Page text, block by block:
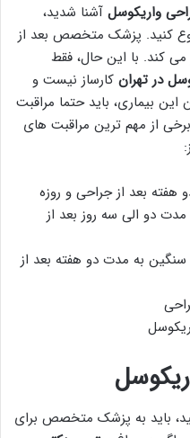
واریکوسل آشنا شدید،
کنید. پزشک متخصص بعد از
می کند. با این حال، فقط
در تهران کارساز نیست و
بیماری، باید حتما مراقبت
از مهم ترین مراقبت های
هفته بعد از جراحی و روزه
دو الی سه روز بعد از
به مدت دو هفته بعد از
باید به پزشک متخصص برای